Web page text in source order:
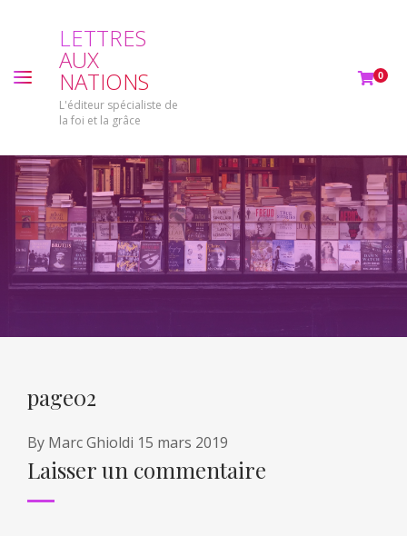
LETTRES
AUX
NATIONS
L'éditeur spécialiste de
la foi et la grâce
0
page02
By Marc Ghioldi 15 mars 2019
Laisser un commentaire